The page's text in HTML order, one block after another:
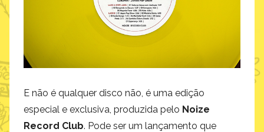
E não é qualquer disco não, é uma edição
especial e exclusiva, produzida pelo Noize
Record Club. Pode ser um lançamento que